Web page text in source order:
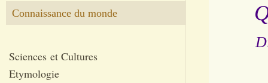
Connaissance du monde
Sciences et Cultures
Etymologie